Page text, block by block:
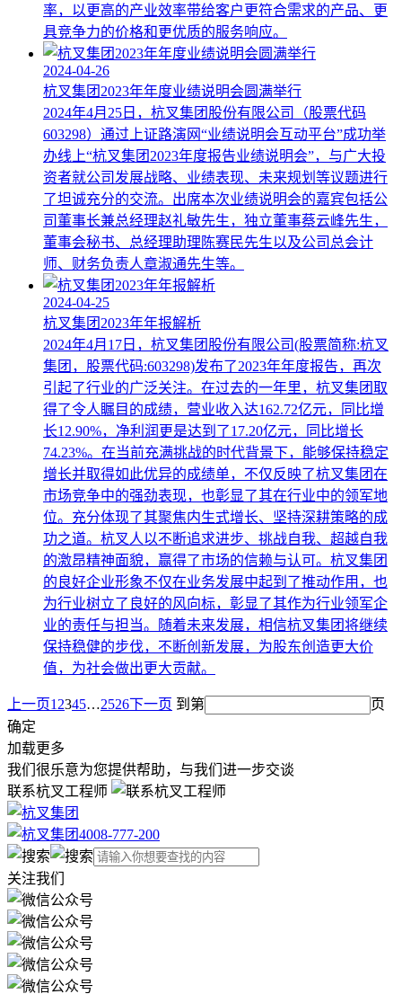
率，以更高的产业效率带给客户更符合需求的产品、更
具竞争力的价格和更优质的服务响应。
2024-04-26
杭叉集团2023年年度业绩说明会圆满举行
2024年4月25日，杭叉集团股份有限公司（股票代码
603298）通过上证路演网“业绩说明会互动平台”成功举
办线上“杭叉集团2023年度报告业绩说明会”，与广大投
资者就公司发展战略、业绩表现、未来规划等议题进行
了坦诚充分的交流。出席本次业绩说明会的嘉宾包括公
司董事长兼总经理赵礼敏先生，独立董事蔡云峰先生，
董事会秘书、总经理助理陈赛民先生以及公司总会计
师、财务负责人章淑通先生等。
2024-04-25
杭叉集团2023年年报解析
2024年4月17日，杭叉集团股份有限公司(股票简称:杭叉
集团，股票代码:603298)发布了2023年年度报告，再次
引起了行业的广泛关注。在过去的一年里，杭叉集团取
得了令人瞩目的成绩，营业收入达162.72亿元，同比增
长12.90%，净利润更是达到了17.20亿元，同比增长
74.23%。在当前充满挑战的时代背景下，能够保持稳定
增长并取得如此优异的成绩单，不仅反映了杭叉集团在
市场竞争中的强劲表现，也彰显了其在行业中的领军地
位。充分体现了其聚焦内生式增长、坚持深耕策略的成
功之道。杭叉人以不断追求进步、挑战自我、超越自我
的激昂精神面貌，赢得了市场的信赖与认可。杭叉集团
的良好企业形象不仅在业务发展中起到了推动作用，也
为行业树立了良好的风向标，彰显了其作为行业领军企
业的责任与担当。随着未来发展，相信杭叉集团将继续
保持稳健的步伐，不断创新发展，为股东创造更大价
值，为社会做出更大贡献。
上一页1 2345…2526下一页 到第
页
确定
加载更多
我们很乐意为您提供帮助，与我们进一步交谈
联系杭叉工程师
4008-777-200
关注我们